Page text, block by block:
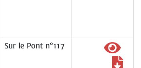
Sur le Pont n°117